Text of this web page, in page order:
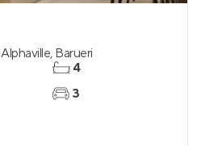
Alphaville, Barueri
4
3